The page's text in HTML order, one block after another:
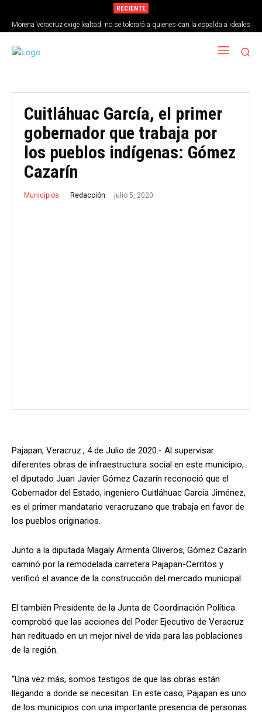
RECIENTE
Morena Veracruz exige lealtad: no se tolerará a quienes dan la espalda a ideales
de la 4T
Cuitláhuac García, el primer
gobernador que trabaja por
los pueblos indígenas: Gómez
Cazarín
Municipios Redacción julio 5, 2020
Pajapan, Veracruz., 4 de Julio de 2020.- Al supervisar
diferentes obras de infraestructura social en este municipio,
el diputado Juan Javier Gómez Cazarín reconoció que el
Gobernador del Estado, ingeniero Cuitláhuac García Jiménez,
es el primer mandatario veracruzano que trabaja en favor de
los pueblos originarios.
Junto a la diputada Magaly Armenta Oliveros, Gómez Cazarín
caminó por la remodelada carretera Pajapan-Cerritos y
verificó el avance de la construcción del mercado municipal.
El también Presidente de la Junta de Coordinación Política
comprobó que las acciones del Poder Ejecutivo de Veracruz
han redituado en un mejor nivel de vida para las poblaciones
de la región.
“Una vez más, somos testigos de que las obras están
llegando a donde se necesitan. En este caso, Pajapan es uno
de los municipios con una importante presencia de personas